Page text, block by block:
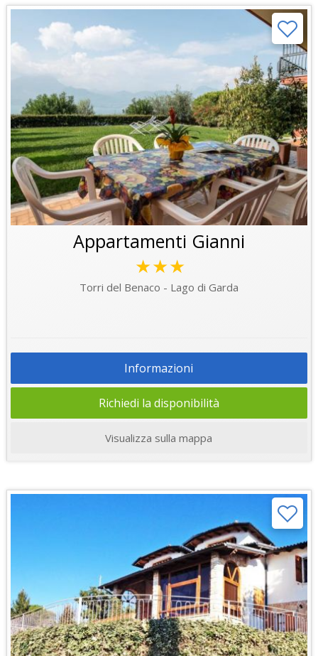
Appartamenti Gianni
★★★
Torri del Benaco - Lago di Garda
Informazioni
Richiedi la disponibilità
Visualizza sulla mappa